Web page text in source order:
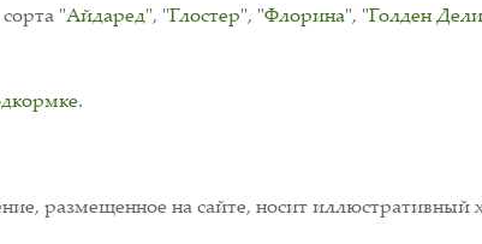
"Айдаред", "Глостер", "Флорина", "Голден
.
размещенное на сайте, носит иллюстративный